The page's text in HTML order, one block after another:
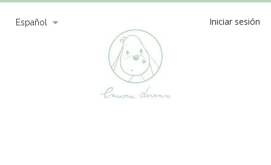
Español Iniciar sesión